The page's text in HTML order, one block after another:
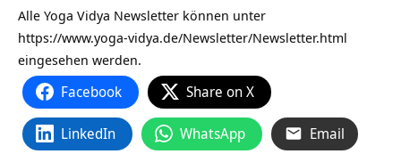
Alle Yoga Vidya Newsletter können unter
https://www.yoga-vidya.de/Newsletter/Newsletter.html
eingesehen werden.
Facebook Share on X
LinkedIn WhatsApp Email